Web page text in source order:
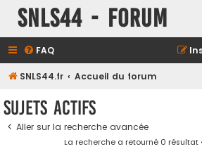
SNLS44 - Forum
FAQ
SNLS44.fr Accueil du forum
Sujets actifs
Aller sur la recherche avancée
La recherche a retourné 0 résultat